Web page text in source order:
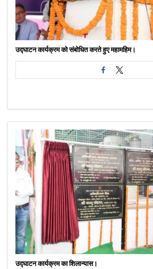
उद्घाटन कार्यक्रम को संबोधित करते हुए महामहिम।
उद्घाटन कार्यक्रम का शिलान्यास।